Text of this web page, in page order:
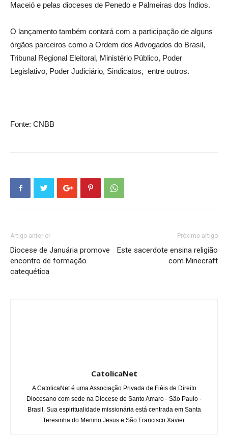
Maceió e pelas dioceses de Penedo e Palmeiras dos Índios.
O lançamento também contará com a participação de alguns
órgãos parceiros como a Ordem dos Advogados do Brasil,
Tribunal Regional Eleitoral, Ministério Público, Poder
Legislativo, Poder Judiciário, Sindicatos, entre outros.
Fonte: CNBB
Artigo anterior
Diocese de Januária promove
encontro de formação
catequética
Próximo artigo
Este sacerdote ensina religião
com Minecraft
CatolicaNet
A CatolicaNet é uma Associação Privada de Fiéis de Direito
Diocesano com sede na Diocese de Santo Amaro - São Paulo -
Brasil. Sua espiritualidade missionária está centrada em Santa
Teresinha do Menino Jesus e São Francisco Xavier.